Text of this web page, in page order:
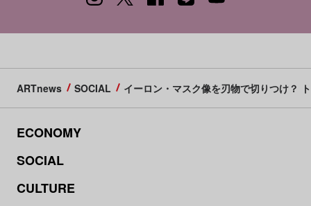
ARTnews SOCIAL イーロン・マスク像を刃物で切りつけ？
ECONOMY
SOCIAL
CULTURE